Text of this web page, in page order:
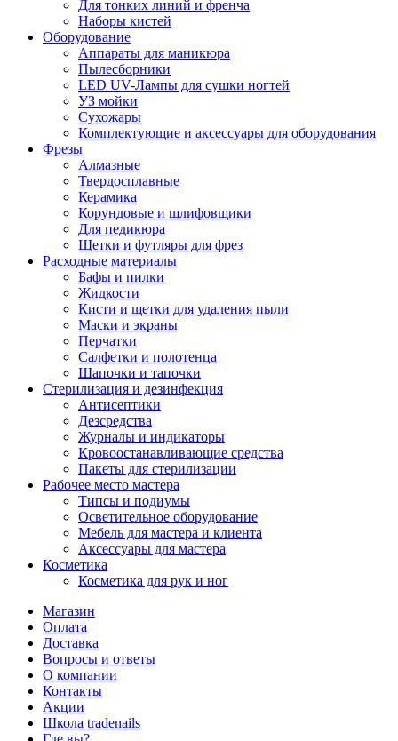
Для тонких линий и френча
Наборы кистей
Оборудование
Аппараты для маникюра
Пылесборники
LED UV-Лампы для сушки ногтей
УЗ мойки
Сухожары
Комплектующие и аксессуары для оборудования
Фрезы
Алмазные
Твердосплавные
Керамика
Корундовые и шлифовщики
Для педикюра
Щетки и футляры для фрез
Расходные материалы
Бафы и пилки
Жидкости
Кисти и щетки для удаления пыли
Маски и экраны
Перчатки
Салфетки и полотенца
Шапочки и тапочки
Стерилизация и дезинфекция
Антисептики
Дезсредства
Журналы и индикаторы
Кровоостанавливающие средства
Пакеты для стерилизации
Рабочее место мастера
Типсы и подиумы
Осветительное оборудование
Мебель для мастера и клиента
Аксессуары для мастера
Косметика
Косметика для рук и ног
Магазин
Оплата
Доставка
Вопросы и ответы
О компании
Контакты
Акции
Школа tradenails